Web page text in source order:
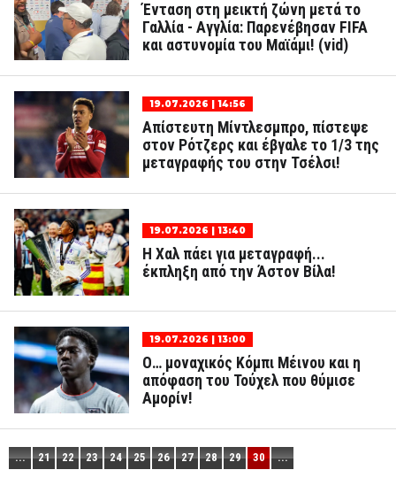
Ένταση στη μεικτή ζώνη μετά το
Γαλλία - Αγγλία: Παρενέβησαν FIFA
και αστυνομία του Μαϊάμι! (vid)
19.07.2026 | 14:56
Απίστευτη Μίντλεσμπρο, πίστεψε
στον Ρότζερς και έβγαλε το 1/3 της
μεταγραφής του στην Τσέλσι!
19.07.2026 | 13:40
Η Χαλ πάει για μεταγραφή...
έκπληξη από την Άστον Βίλα!
19.07.2026 | 13:00
Ο… μοναχικός Κόμπι Μέινου και η
απόφαση του Τούχελ που θύμισε
Αμορίν!
... 21 22 23 24 25 26 27 28 29 30 ...